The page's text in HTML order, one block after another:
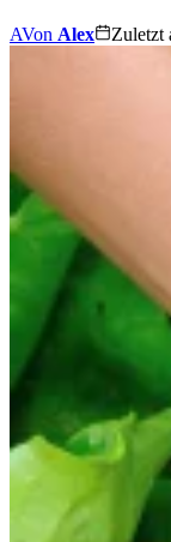
AVon Alex Zuletzt